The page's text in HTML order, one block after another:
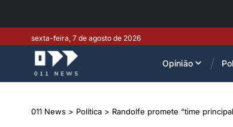
sexta-feira, 7 de agosto de 2026
Opinião
011 News > Política > Randolfe promete “time